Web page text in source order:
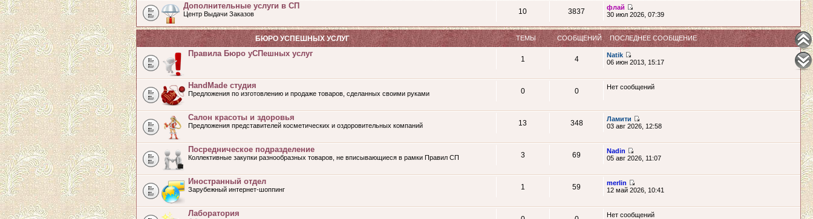
Дополнительные услуги в СП
Центр Выдачи Заказов 10 3837
флай
30 июл 2026, 07:39
БЮРО УСПЕШНЫХ УСЛУГ ТЕМЫ СООБЩЕНИЙ ПОСЛЕДНЕЕ СООБЩЕНИЕ
Правила Бюро уСПешных услуг
1 4
Natik
06 июн 2013, 15:17
HandMade студия
Предложения по изготовлению и продаже товаров, сделанных своими руками 0 0 Нет сообщений
Салон красоты и здоровья
Предложения представителей косметических и оздоровительных компаний 13 348
Ламити
03 авг 2026, 12:58
Посредническое подразделение
Коллективные закупки разнообразных товаров, не вписывающиеся в рамки Правил СП 3 69
Nadin
05 авг 2026, 11:07
Иностранный отдел
Зарубежный интернет-шоппинг 1 59
merlin
12 май 2026, 10:41
Лаборатория Нет сообщений